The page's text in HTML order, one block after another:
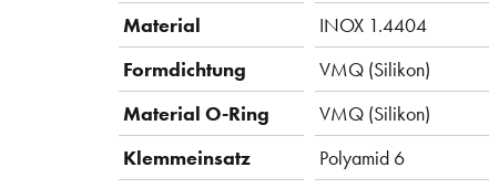
Material
INOX 1.4404
Formdichtung
VMQ (Silikon)
Material O-Ring
VMQ (Silikon)
Klemmeinsatz
Polyamid 6